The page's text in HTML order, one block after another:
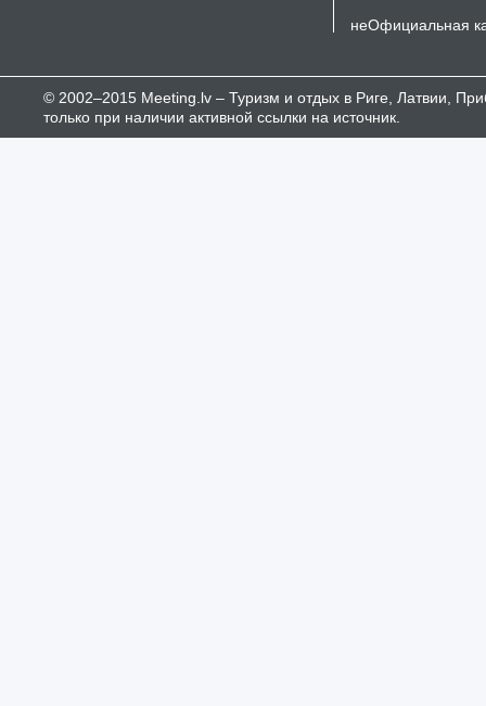
неОфициальная
© 2002–2015 Meeting.lv – Туризм и отдых в Риге, Латвии,
только при наличии активной ссылки на источник.